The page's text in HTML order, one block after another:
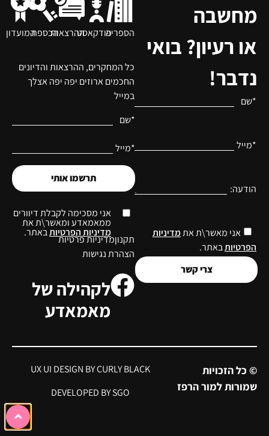
מחשבה
או רעיון? בואי
נדבר!
*שם
*מייל
הודעה:
אני מאשר\ת אתמדיניות
הפרטיותבאתר.
צרי קשר
כל המחקרים, ההרצאות והדיונים
החכמים ארוזים יפה יפה אצלך
במייל
*שם
*מייל
אני מסכימה לקבלת דיוורים
ממאמאדע ומאשר\ת את
מדיניות הפרטיותבאתר.
תרשמו אותי
הספריהפודקאסטההרצאותהכספתהמועדון
תקנוןמדיניות פרטיות
הצהרת נגישות
לקהילה של
מאמאדע
© כל הזכויות
שמורות למור הרפז
UX UI DESIGN BY CURLY BLACK
DEVELOPED BY SGO